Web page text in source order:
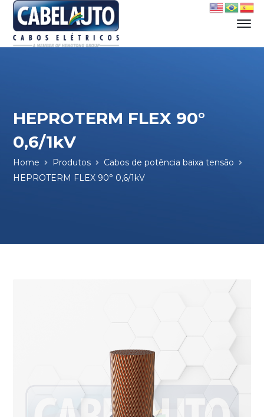
HEPROTERM FLEX 90°
0,6/1kV
Home Produtos
Cabos de potência baixa tensão
HEPROTERM FLEX 90° 0,6/1kV